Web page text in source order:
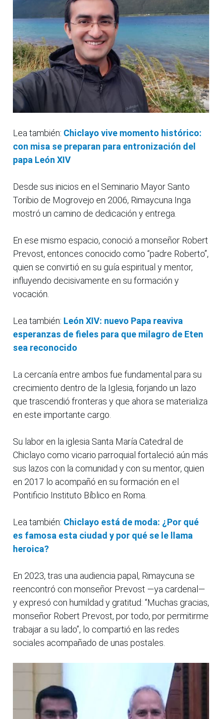
Lea también: Chiclayo vive momento histórico:
con misa se preparan para entronización del
papa León XIV
Desde sus inicios en el Seminario Mayor Santo
Toribio de Mogrovejo en 2006, Rimaycuna Inga
mostró un camino de dedicación y entrega.
En ese mismo espacio, conoció a monseñor Robert
Prevost, entonces conocido como “padre Roberto”,
quien se convirtió en su guía espiritual y mentor,
influyendo decisivamente en su formación y
vocación.
Lea también: León XIV: nuevo Papa reaviva
esperanzas de fieles para que milagro de Eten
sea reconocido
La cercanía entre ambos fue fundamental para su
crecimiento dentro de la Iglesia, forjando un lazo
que trascendió fronteras y que ahora se materializa
en este importante cargo.
Su labor en la iglesia Santa María Catedral de
Chiclayo como vicario parroquial fortaleció aún más
sus lazos con la comunidad y con su mentor, quien
en 2017 lo acompañó en su formación en el
Pontificio Instituto Bíblico en Roma.
Lea también: Chiclayo está de moda: ¿Por qué
es famosa esta ciudad y por qué se le llama
heroica?
En 2023, tras una audiencia papal, Rimaycuna se
reencontró con monseñor Prevost —ya cardenal—
y expresó con humildad y gratitud: “Muchas gracias,
monseñor Robert Prevost, por todo, por permitirme
trabajar a su lado”, lo compartió en las redes
sociales acompañado de unas postales.